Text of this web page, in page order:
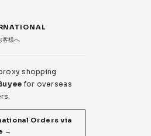
客様へ
shopping
for overseas
Orders via
→